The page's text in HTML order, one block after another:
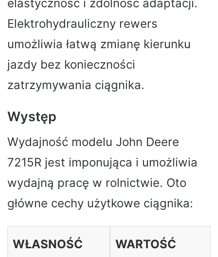
elastyczność i zdolność adaptacji.
Elektrohydrauliczny rewers
umożliwia łatwą zmianę kierunku
jazdy bez konieczności
zatrzymywania ciągnika.
Występ
Wydajność modelu John Deere
7215R jest imponująca i umożliwia
wydajną pracę w rolnictwie. Oto
główne cechy użytkowe ciągnika:
WŁASNOŚĆ WARTOŚĆ